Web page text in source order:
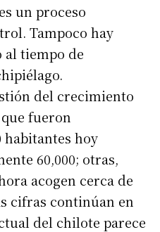
un proceso
Tampoco hay
tiempo de
del crecimiento
fueron
habitantes hoy
60,000; otras,
acogen cerca de
cifras continúan en
del chilote parece